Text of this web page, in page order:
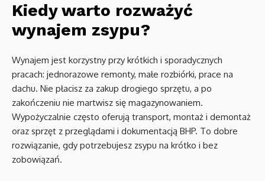
Kiedy warto rozważyć
wynajem zsypu?
Wynajem jest korzystny przy krótkich i sporadycznych
pracach: jednorazowe remonty, małe rozbiórki, prace na
dachu. Nie płacisz za zakup drogiego sprzętu, a po
zakończeniu nie martwisz się magazynowaniem.
Wypożyczalnie często oferują transport, montaż i demontaż
oraz sprzęt z przeglądami i dokumentacją BHP. To dobre
rozwiązanie, gdy potrzebujesz zsypu na krótko i bez
zobowiązań.